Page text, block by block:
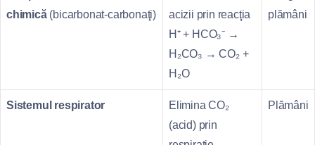
chimică(bicarbonat‑carbonaţi)
acizii prin reacţia
H⁺ + HCO₃⁻ →
H₂CO₃ → CO₂ +
H₂O
plămâni
Sistemul respirator
Elimina CO₂
(acid) prin
Plămâni